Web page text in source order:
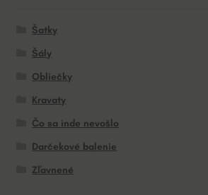
Šatky
Šály
Obliečky
Kravaty
Čo sa inde nevošlo
Darčekové balenie
Zľavnené